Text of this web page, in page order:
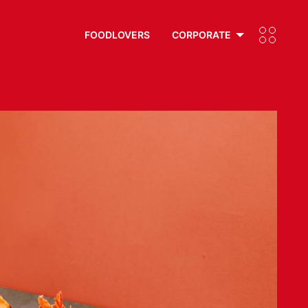
FOODLOVERS CORPORATE